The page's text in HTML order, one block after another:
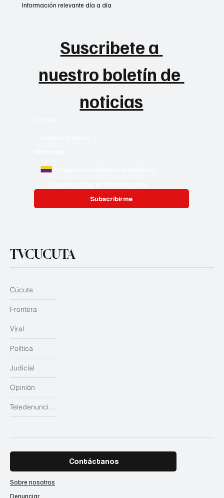
Suscribete a
nuestro boletín de
noticias
Subscribirme
Información relevante día a día
TVCUCUTA
Judicial
Opinión
Teledenuncias
Cúcuta
Frontera
Viral
Política
Contáctanos
Sobre nosotros
Denunciar